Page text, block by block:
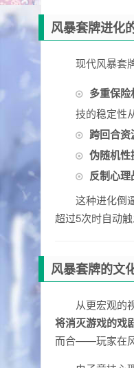
风暴套牌进化
现代风暴套
多重保险
技的稳定性
跨回合资
伪随机性
反制心理
这种进化倒
超过5次时自动
风暴套牌的文
从更宏观的
将消灭游戏的戏
而合——玩家在风